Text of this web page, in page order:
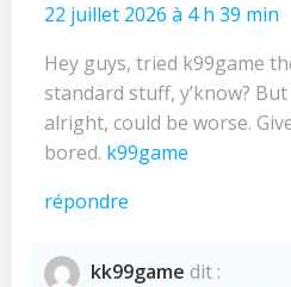
22 juillet 2026 à 4 h 39 min
Hey guys, tried k99game
standard stuff, y’know?
alright, could be worse.
bored. k99game
répondre
kk99game dit :